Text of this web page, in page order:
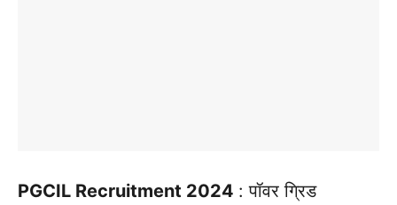
PGCIL Recruitment 2024 : पॉवर ग्रिड